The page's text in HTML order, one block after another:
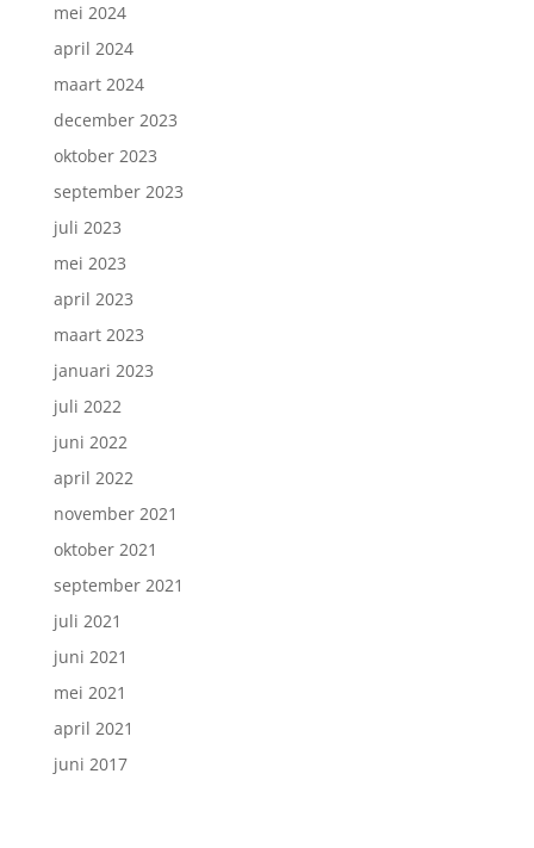
mei 2024
april 2024
maart 2024
december 2023
oktober 2023
september 2023
juli 2023
mei 2023
april 2023
maart 2023
januari 2023
juli 2022
juni 2022
april 2022
november 2021
oktober 2021
september 2021
juli 2021
juni 2021
mei 2021
april 2021
juni 2017